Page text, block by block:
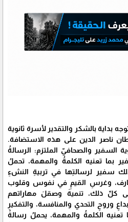
بداية بالشكر والتقدير لأسرة ثانوية
ناصر الدين على هذه الاستضافة.
السفير والصحافيّ الملتزم: الرسالةُ
بما تعنيه الكلمةُ والمهمة، تحملُ
سفير لرسالتِها في تربيةِ النشءِ
وغرسِ القيمِ في نفوس وقلوب
كلِّ ذلك، تنميةَ وصقلَ مهاراتهم
وروحِ التحدي والمنافسة، والتفكيرِ
تعنيه الكلمةُ والمهمة، يحملُ رسالةً